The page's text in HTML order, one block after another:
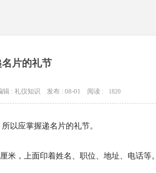
名片的礼节
辑 : 礼仪知识 发布 : 08-01 阅读 : 1820
以应掌握递名片的礼节。
米，上面印着姓名、职位、地址、电话等。